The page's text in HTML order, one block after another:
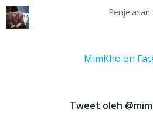
MimKho on
Tweet oleh